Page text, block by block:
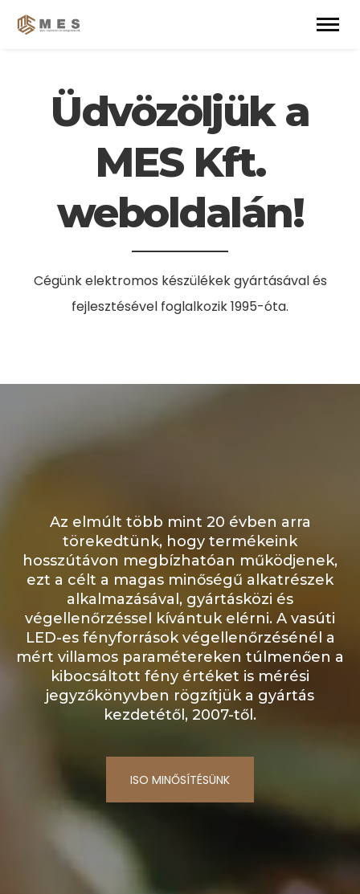
[rev_slider alias="mes-slide"]
Üdvözöljük a
MES Kft.
weboldalán!
Cégünk elektromos készülékek gyártásával és
fejlesztésével foglalkozik 1995-óta.
Az elmúlt több mint 20 évben arra
törekedtünk, hogy termékeink
hosszútávon megbízhatóan működjenek,
ezt a célt a magas minőségű alkatrészek
alkalmazásával, gyártásközi és
végellenőrzéssel kívántuk elérni. A vasúti
LED-es fényforrások végellenőrzésénél a
mért villamos paramétereken túlmenően a
kibocsáltott fény értéket is mérési
jegyzőkönyvben rögzítjük a gyártás
kezdetétől, 2007-től.
ISO MINŐSÍTÉSÜNK